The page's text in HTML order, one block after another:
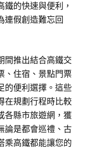
的快速與便利，
連假創造難忘回
間推出結合高鐵交
、住宿、景點門票
的便利選擇。這些
在規劃行程時比較
各縣市旅遊網，獲
論是都會巡禮、古
乘高鐵都能讓您的